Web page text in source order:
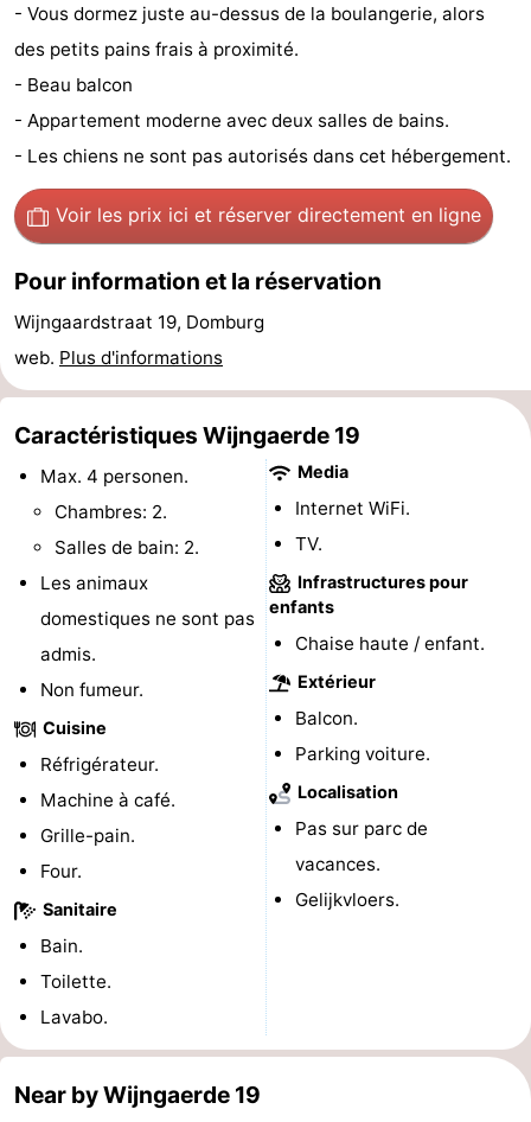
minutes
Plages
Voir
et
faire
Lieux
d'intérêt
-
Musées
Moulins
-
Points
de
vue
Attractions
Terrains
jeux
Aires
jeux
Bowling
Parcours
mini-
Centres
bien-
&
Nature
guidées
Sports
Piscines
-
Faire
-
- Vous dormez juste au-dessus de la boulangerie, alors
des petits pains frais à proximité.
- Beau balcon
- Appartement moderne avec deux salles de bains.
- Les chiens ne sont pas autorisés dans cet hébergement.
Voir les prix ici et réserver directement en ligne
Pour information et la réservation
Wijngaardstraat 19, Domburg
web. Plus d'informations
Caractéristiques Wijngaerde 19
Max. 4 personen.
Chambres: 2.
Salles de bain: 2.
Les animaux
domestiques ne sont pas
admis.
Non fumeur.
Cuisine
Réfrigérateur.
Machine à café.
Grille-pain.
Four.
Sanitaire
Bain.
Toilette.
Lavabo.
Media
Internet WiFi.
TV.
Infrastructures pour
enfants
Chaise haute / enfant.
Extérieur
Balcon.
Parking voiture.
Localisation
Pas sur parc de
vacances.
Gelijkvloers.
Near by Wijngaerde 19